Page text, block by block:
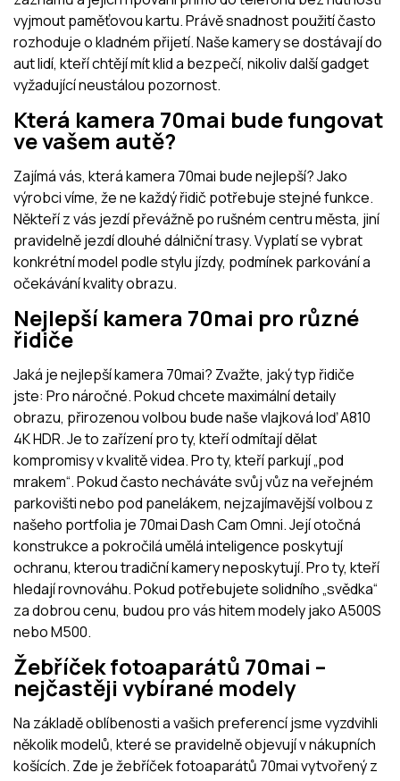
vyjmout paměťovou kartu. Právě snadnost použití často
rozhoduje o kladném přijetí. Naše kamery se dostávají do
aut lidí, kteří chtějí mít klid a bezpečí, nikoliv další gadget
vyžadující neustálou pozornost.
Která kamera 70mai bude fungovat
ve vašem autě?
Zajímá vás, která kamera 70mai bude nejlepší? Jako
výrobci víme, že ne každý řidič potřebuje stejné funkce.
Někteří z vás jezdí převážně po rušném centru města, jiní
pravidelně jezdí dlouhé dálniční trasy. Vyplatí se vybrat
konkrétní model podle stylu jízdy, podmínek parkování a
očekávání kvality obrazu.
Nejlepší kamera 70mai pro různé
řidiče
Jaká je nejlepší kamera 70mai? Zvažte, jaký typ řidiče
jste: Pro náročné. Pokud chcete maximální detaily
obrazu, přirozenou volbou bude naše vlajková loď A810
4K HDR. Je to zařízení pro ty, kteří odmítají dělat
kompromisy v kvalitě videa. Pro ty, kteří parkují „pod
mrakem“. Pokud často necháváte svůj vůz na veřejném
parkovišti nebo pod panelákem, nejzajímavější volbou z
našeho portfolia je 70mai Dash Cam Omni. Její otočná
konstrukce a pokročilá umělá inteligence poskytují
ochranu, kterou tradiční kamery neposkytují. Pro ty, kteří
hledají rovnováhu. Pokud potřebujete solidního „svědka“
za dobrou cenu, budou pro vás hitem modely jako A500S
nebo M500.
Žebříček fotoaparátů 70mai –
nejčastěji vybírané modely
Na základě oblíbenosti a vašich preferencí jsme vyzdvihli
několik modelů, které se pravidelně objevují v nákupních
košících. Zde je žebříček fotoaparátů 70mai vytvořený z